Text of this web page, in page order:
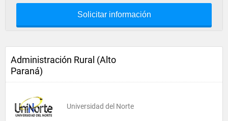
Solicitar información
Administración Rural (Alto
Paraná)
Universidad del Norte